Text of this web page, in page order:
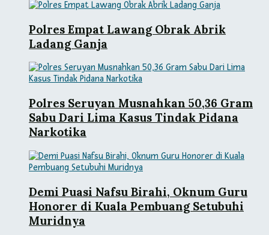
Polres Empat Lawang Obrak Abrik
Ladang Ganja
Polres Seruyan Musnahkan 50,36 Gram
Sabu Dari Lima Kasus Tindak Pidana
Narkotika
Demi Puasi Nafsu Birahi, Oknum Guru
Honorer di Kuala Pembuang Setubuhi
Muridnya